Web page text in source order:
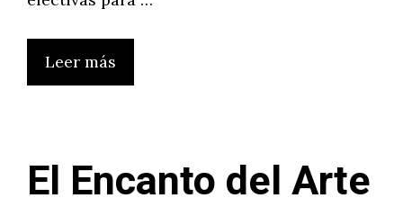
Leer más
El Encanto del Arte